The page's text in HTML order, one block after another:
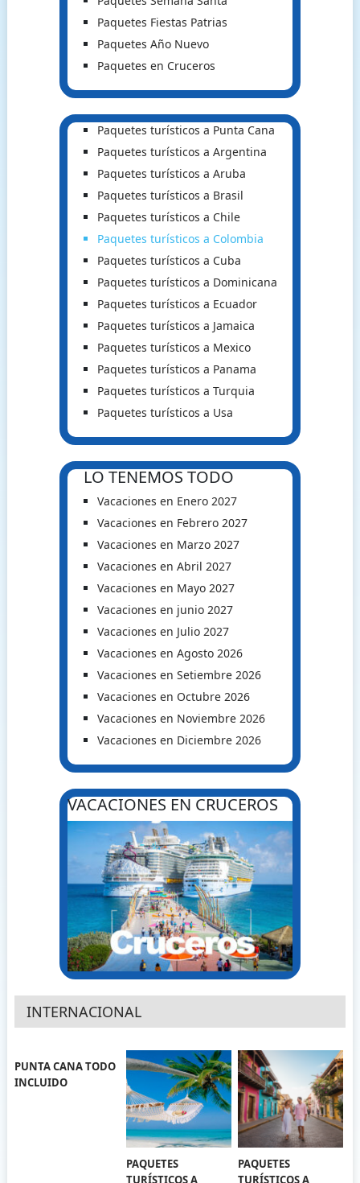
Paquetes Fiestas Patrias
Paquetes Año Nuevo
Paquetes en Cruceros
Paquetes turísticos a Punta Cana
Paquetes turísticos a Argentina
Paquetes turísticos a Aruba
Paquetes turísticos a Brasil
Paquetes turísticos a Chile
Paquetes turísticos a Colombia
Paquetes turísticos a Cuba
Paquetes turísticos a Dominicana
Paquetes turísticos a Ecuador
Paquetes turísticos a Jamaica
Paquetes turísticos a Mexico
Paquetes turísticos a Panama
Paquetes turísticos a Turquia
Paquetes turísticos a Usa
LO TENEMOS TODO
Vacaciones en Enero 2027
Vacaciones en Febrero 2027
Vacaciones en Marzo 2027
Vacaciones en Abril 2027
Vacaciones en Mayo 2027
Vacaciones en junio 2027
Vacaciones en Julio 2027
Vacaciones en Agosto 2026
Vacaciones en Setiembre 2026
Vacaciones en Octubre 2026
Vacaciones en Noviembre 2026
Vacaciones en Diciembre 2026
VACACIONES EN CRUCEROS
INTERNACIONAL
PUNTA CANA TODO
INCLUIDO
PAQUETES
TURÍSTICOS A
PAQUETES
TURÍSTICOS A